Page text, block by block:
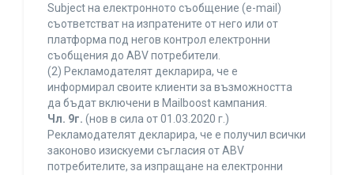
Subject на електронното съобщение (e-mail)
съответстват на изпратените от него или от
платформа под негов контрол електронни
съобщения до ABV потребители.
(2) Рекламодателят декларира, че е
информирал своите клиенти за възможността
да бъдат включени в Mailboost кампания.
Чл. 9г. (нов в сила от 01.03.2020 г.)
Рекламодателят декларира, че е получил всички
законово изискуеми съгласия от ABV
потребителите, за изпращане на електронни